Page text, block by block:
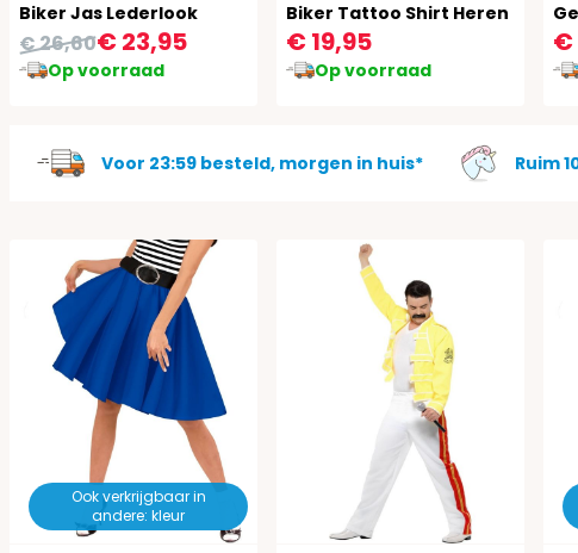
Biker Jas Lederlook
€ 23,95
€ 26,60
Op voorraad
Biker Tattoo Shirt Heren
€ 19,95
Op voorraad
€
Voor 23:59 besteld, morgen in huis* Ruim
Ook verkrijgbaar in
andere: kleur